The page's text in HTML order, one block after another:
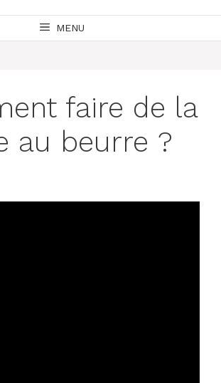
MENU
faire de la
au beurre ?